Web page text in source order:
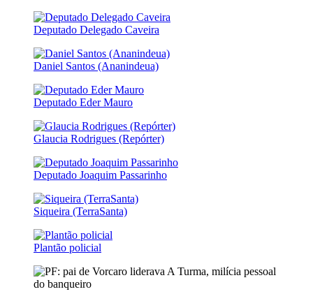
Deputado Delegado Caveira
Daniel Santos (Ananindeua)
Deputado Eder Mauro
Glaucia Rodrigues (Repórter)
Deputado Joaquim Passarinho
Siqueira (TerraSanta)
Plantão policial